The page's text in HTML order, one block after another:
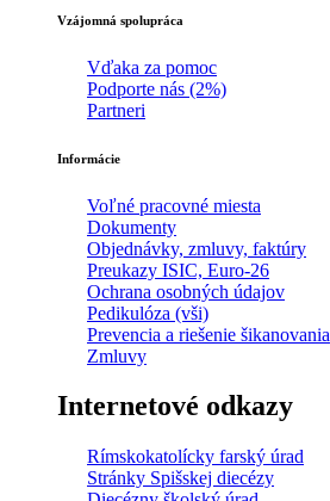
Vzájomná spolupráca
Vďaka za pomoc
Podporte nás (2%)
Partneri
Informácie
Voľné pracovné miesta
Dokumenty
Objednávky, zmluvy, faktúry
Preukazy ISIC, Euro-26
Ochrana osobných údajov
Pedikulóza (vši)
Prevencia a riešenie šikanovania
Zmluvy
Internetové odkazy
Rímskokatolícky farský úrad
Stránky Spišskej diecézy